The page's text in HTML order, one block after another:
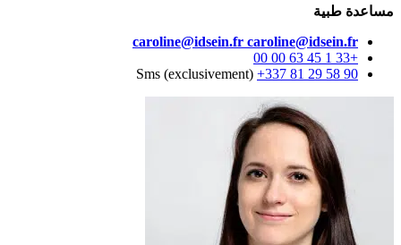
مساعدة طبية
caroline@idsein.fr caroline@idsein.fr
+33 1 45 63 00 00
Sms (exclusivement) +337 81 29 58 90